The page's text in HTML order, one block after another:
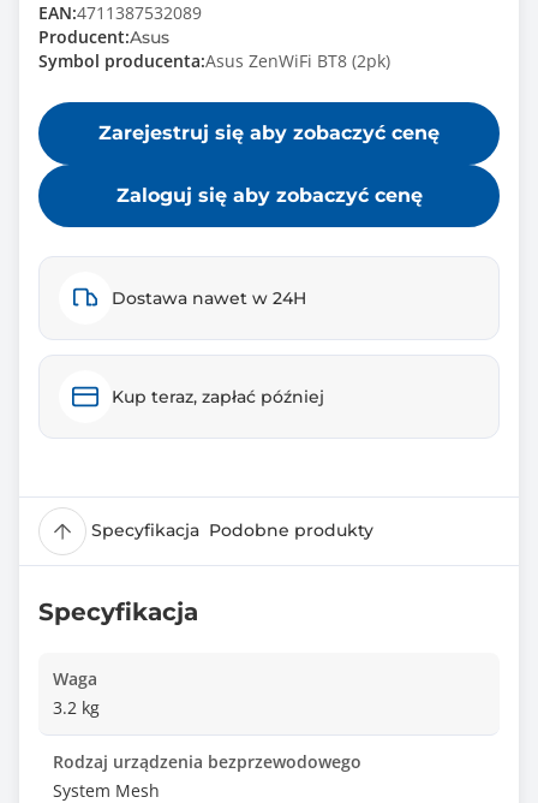
EAN:4711387532089
Producent:Asus
Symbol producenta:Asus ZenWiFi BT8 (2pk)
Zarejestruj się aby zobaczyć cenę
Zaloguj się aby zobaczyć cenę
Dostawa nawet w 24H
Kup teraz, zapłać później
Specyfikacja Podobne produkty
Specyfikacja
Waga
3.2 kg
Rodzaj urządzenia bezprzewodowego
System Mesh